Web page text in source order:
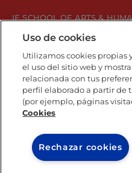
IE SCHOOL OF ARTS &
Aviso legal
Política de Cookies
Student Academic
IE
Uso de cookies
Utilizamos cookies propias
el uso del sitio web y
relacionada con tus
perfil elaborado a partir de
(por ejemplo, páginas
Cookies
Rechazar cookies